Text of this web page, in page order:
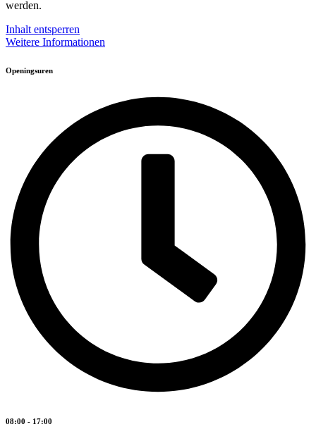
werden.
Inhalt entsperren
Weitere Informationen
Openingsuren
08:00 - 17:00